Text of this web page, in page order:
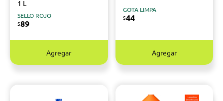
1 L
SELLO ROJO
$89
Agregar
GOTA LIMPA
$44
Agregar